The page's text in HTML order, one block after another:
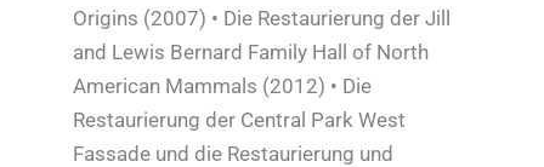
Origins (2007) • Die Restaurierung der Jill
and Lewis Bernard Family Hall of North
American Mammals (2012) • Die
Restaurierung der Central Park West
Fassade und die Restaurierung und